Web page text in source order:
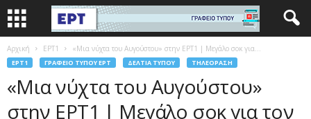
Αρχική EΡΤ1 «Μια νύχτα του Αυγούστου» στην ΕΡΤ1 | Μεγάλο σοκ για...
EΡΤ1 ΓΡΑΦΕΊΟ ΤΎΠΟΥ ΕΡΤ ΔΕΛΤΊΑ ΤΎΠΟΥ ΤΗΛΕΌΡΑΣΗ
«Μια νύχτα του Αυγούστου»
στην ΕΡΤ1 | Μεγάλο σοκ για τον